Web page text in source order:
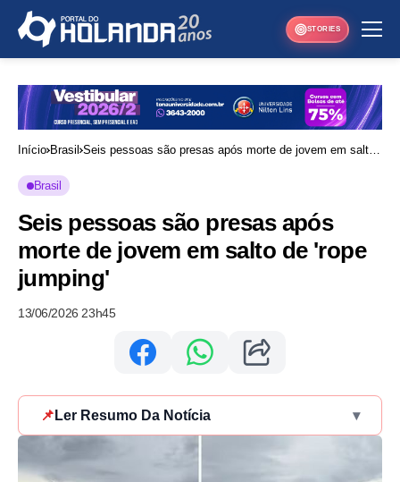
STORIES
Início Brasil Seis pessoas são presas após morte de jovem em salto
Brasil
Seis pessoas são presas após
morte de jovem em salto de 'rope
jumping'
13/06/2026 23h45
📌 Ler Resumo Da Notícia ▾